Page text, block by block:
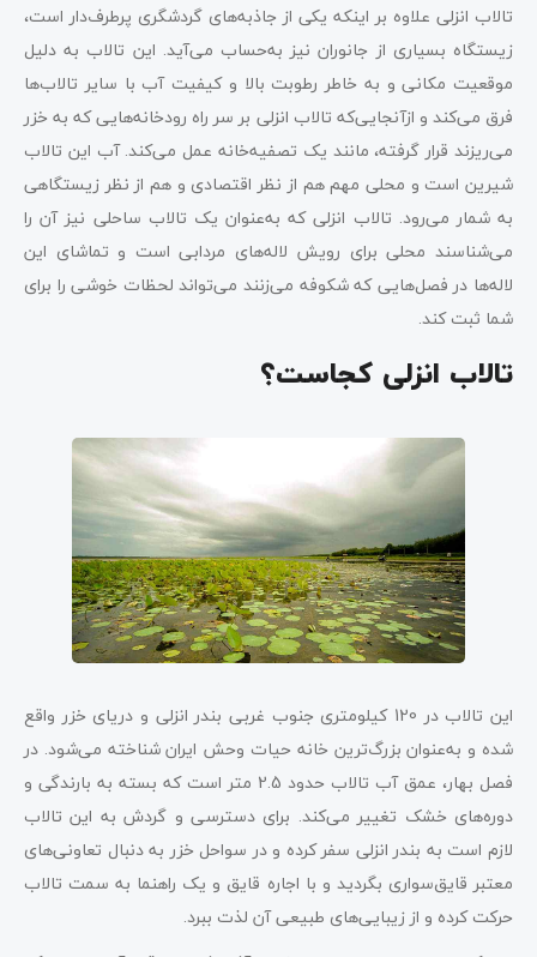
تالاب انزلی علاوه بر اینکه یکی از جاذبه‌های گردشگری پرطرف‌دار است،
زیستگاه بسیاری از جانوران نیز به‌حساب می‌آید. این تالاب به دلیل
موقعیت مکانی و به‌ خاطر رطوبت بالا و کیفیت آب با سایر تالاب‌ها
فرق می‌کند و ازآنجایی‌که تالاب انزلی بر سر راه رودخانه‌‌هایی که به خزر
می‌ریزند قرار گرفته، مانند یک تصفیه‌خانه عمل می‌کند. آب این تالاب
شیرین است و محلی مهم هم از نظر اقتصادی و هم از نظر زیستگاهی
به شمار می‌رود. تالاب انزلی که به‌عنوان یک تالاب ساحلی نیز آن را
می‌شناسند محلی برای رویش لاله‌های مردابی است و تماشای این
لاله‌ها در فصل‌هایی که شکوفه می‌زنند می‌تواند لحظات خوشی را برای
شما ثبت کند.
تالاب انزلی کجاست؟
این تالاب در 120 کیلومتری جنوب غربی بندر انزلی و دریای خزر واقع
شده و به‌عنوان بزرگ‌ترین خانه حیات وحش ایران شناخته می‌شود. در
فصل بهار، عمق آب تالاب حدود 2.5 متر است که بسته به بارندگی و
دوره‌های خشک تغییر می‌کند. برای دسترسی و گردش به این تالاب
لازم است به بندر انزلی سفر کرده و در سواحل خزر به دنبال تعاونی‌های
معتبر قایق‌سواری بگردید و با اجاره قایق و یک راهنما به سمت تالاب
حرکت کرده و از زیبایی‌های طبیعی آن لذت ببرد.